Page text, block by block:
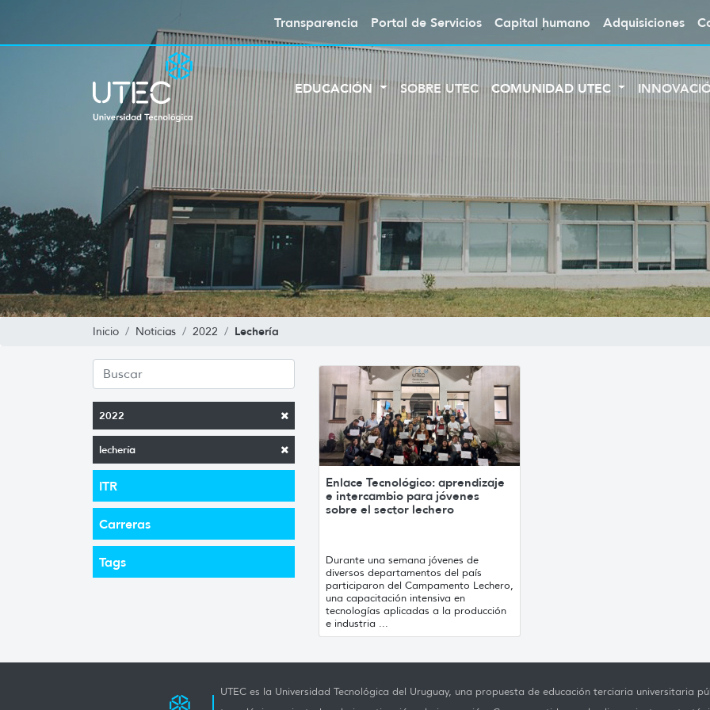
Transparencia Portal de Servicios Capital humano Adquisiciones
EDUCACIÓN SOBRE UTEC COMUNIDAD UTEC
Inicio Noticias 2022 Lechería
2022
lechería
ITR
Carreras
Tags
Enlace Tecnológico: aprendizaje
e intercambio para jóvenes
sobre el sector lechero
Durante una semana jóvenes de
diversos departamentos del país
participaron del Campamento Lechero,
una capacitación intensiva en
tecnologías aplicadas a la producción
e industria ...
UTEC es la Universidad Tecnológica del Uruguay, una propuesta de educación terciaria universitaria